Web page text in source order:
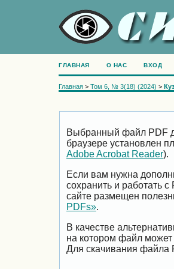
ГЛАВНАЯ О НАС ВХОД
Главная > Том 6, № 3(18) (2024) >
Выбранный файл PDF
браузере установлен
Adobe Acrobat Reader).
Если вам нужна
сохранить и работать
сайте размещен
PDFs».
В качестве
на котором файл
Для скачивания файла